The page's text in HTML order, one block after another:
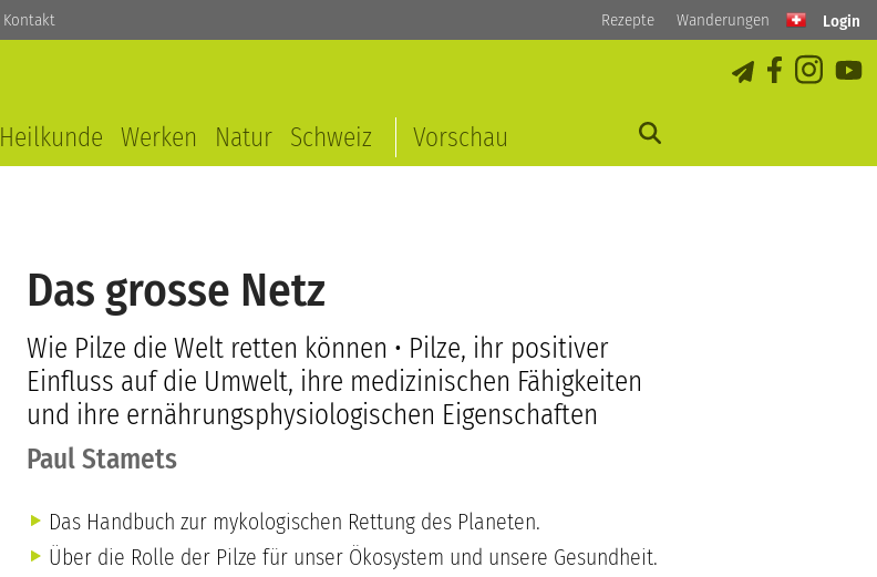
Kontakt Rezepte Wanderungen Login
Heilkunde Werken Natur Schweiz Vorschau
Das grosse Netz
Wie Pilze die Welt retten können • Pilze, ihr positiver
Einfluss auf die Umwelt, ihre medizinischen Fähigkeiten
und ihre ernährungsphysiologischen Eigenschaften
Paul Stamets
Das Handbuch zur mykologischen Rettung des Planeten.
Über die Rolle der Pilze für unser Ökosystem und unsere Gesundheit.